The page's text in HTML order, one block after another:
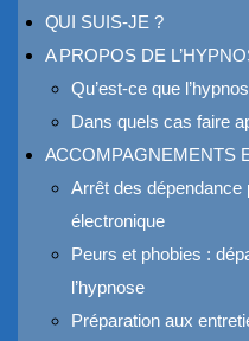
QUI SUIS-JE ?
A PROPOS DE
Qu’est-ce que
Dans quels cas faire
ACCOMPAGNEMENTS
Arrêt des dépendance
électronique
Peurs et phobies :
l’hypnose
Préparation aux